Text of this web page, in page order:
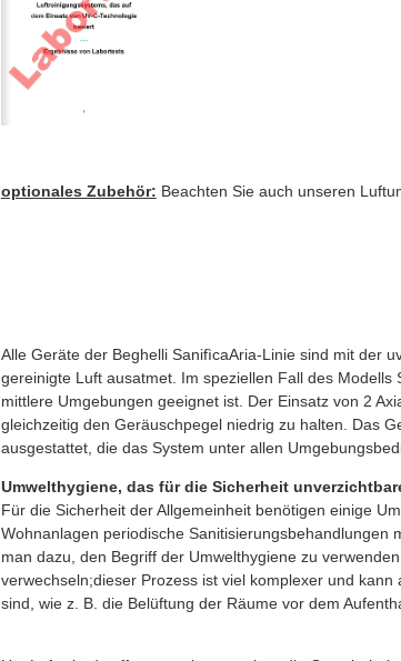
optionales Zubehör: Beachten Sie auch unseren
Alle Geräte der Beghelli SanifìcaAria-Linie sind mit der
gereinigte Luft ausatmet. Im speziellen Fall des
mittlere Umgebungen geeignet ist. Der Einsatz von 2
gleichzeitig den Geräuschpegel niedrig zu halten. Das
ausgestattet, die das System unter allen
Umwelthygiene, das für die Sicherheit
Für die Sicherheit der Allgemeinheit benötigen einige
Wohnanlagen periodische
man dazu, den Begriff der Umwelthygiene zu
verwechseln;dieser Prozess ist viel komplexer und
sind, wie z. B. die Belüftung der Räume vor dem